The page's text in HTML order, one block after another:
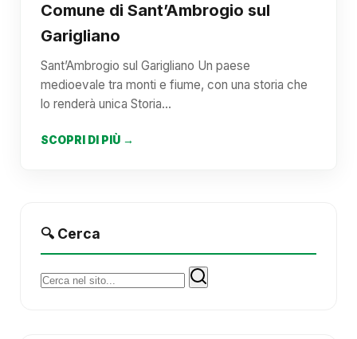
Comune di Sant’Ambrogio sul
Garigliano
Sant’Ambrogio sul Garigliano Un paese
medioevale tra monti e fiume, con una storia che
lo renderà unica Storia…
SCOPRI DI PIÙ →
🔍 Cerca
Cerca: